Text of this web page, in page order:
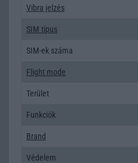
Vibra jelzés
SIM típus
SIM-ek száma
Flight mode
Terület
Funkciók
Brand
Védelem